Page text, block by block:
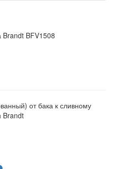
Brandt BFV1508
от бака к сливному
Brandt